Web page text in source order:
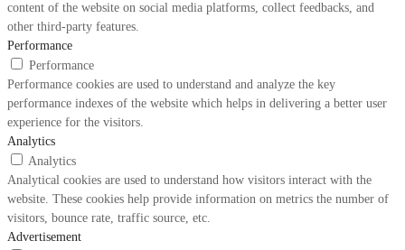
content of the website on social media platforms, collect feedbacks, and
other third-party features.
Performance
Performance
Performance cookies are used to understand and analyze the key
performance indexes of the website which helps in delivering a better user
experience for the visitors.
Analytics
Analytics
Analytical cookies are used to understand how visitors interact with the
website. These cookies help provide information on metrics the number of
visitors, bounce rate, traffic source, etc.
Advertisement